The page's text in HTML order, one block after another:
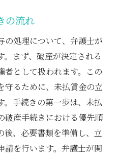
の流れ
の処理について、弁護士が
まず、破産が決定される
者として扱われます。この
守るために、未払賃金の立
。手続きの第一歩は、未払
破産手続きにおける優先順
後、必要書類を準備し、立
請を行います。弁護士が関